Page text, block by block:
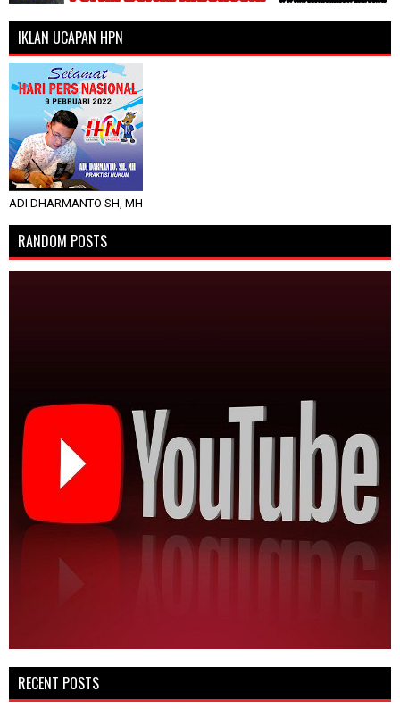
IKLAN UCAPAN HPN
ADI DHARMANTO SH, MH
RANDOM POSTS
RECENT POSTS